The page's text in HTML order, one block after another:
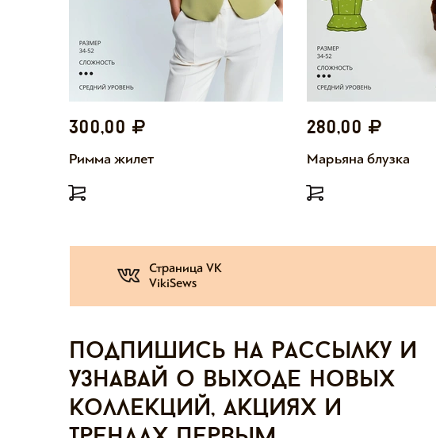
300,00
Римма жилет
280,00
Марьяна блузка
Страница VK
VikiSews
Подпишись на рассылку и
узнавай о выходе новых
коллекций, акциях и